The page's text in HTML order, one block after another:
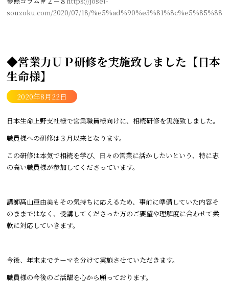
souzoku.com/2020/07/18/
◆営業力ＵＰ研修を実施致しました【日本
生命様】
2020年8月22日
日本生命上野支社様で営業職員様向けに、相続研修を実施致しました。
職員様への研修は３月以来となります。
この研修は本気で相続を学び、日々の営業に活かしたいという、特に志
の高い職員様が参加してくださっています。
講師髙山亜由美もその気持ちに応えるため、事前に準備していた内容そ
のままではなく、受講してくださった方のご要望や理解度に合わせて柔
軟に対応していきます。
今後、年末までテーマを分けて実施させていただきます。
職員様の今後のご活躍を心から願っております。